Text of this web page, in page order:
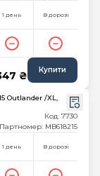
1 день В дорозі
₴ Купити
Outlander /XL,
Код: 7730
Партномер: MB618215
1 день В дорозі